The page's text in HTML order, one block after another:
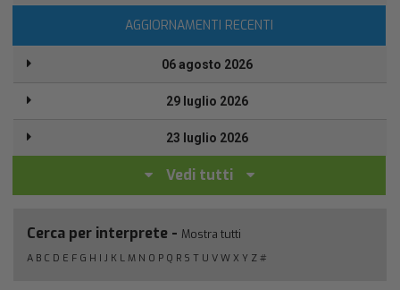
AGGIORNAMENTI RECENTI
06 agosto 2026
29 luglio 2026
23 luglio 2026
Vedi tutti
Cerca per interprete - Mostra tutti
A B C D E F G H I J K L M N O P Q R S T U V W X Y Z #